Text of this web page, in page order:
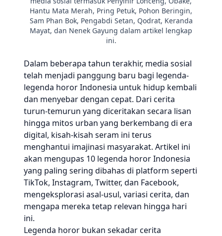
Hantu Mata Merah, Pring Petuk, Pohon Beringin,
Sam Phan Bok, Pengabdi Setan, Qodrat, Keranda
Mayat, dan Nenek Gayung dalam artikel lengkap
ini.
Dalam beberapa tahun terakhir, media sosial
telah menjadi panggung baru bagi legenda-
legenda horor Indonesia untuk hidup kembali
dan menyebar dengan cepat. Dari cerita
turun-temurun yang diceritakan secara lisan
hingga mitos urban yang berkembang di era
digital, kisah-kisah seram ini terus
menghantui imajinasi masyarakat. Artikel ini
akan mengupas 10 legenda horor Indonesia
yang paling sering dibahas di platform seperti
TikTok, Instagram, Twitter, dan Facebook,
mengeksplorasi asal-usul, variasi cerita, dan
mengapa mereka tetap relevan hingga hari
ini.
Legenda horor bukan sekadar cerita